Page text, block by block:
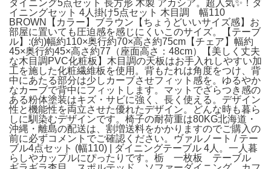
ダイニング5点セット 長方形 木製 アカシア。超人気✨！ダ
イニングセット 4人掛け5点セット 木目調 幅110
BROWN【カラー】ブラウン【ちょうどいいサイズ感】お
部屋に置いても圧迫感を感じにくいこのサイズ。【テーブ
ル】:(約)幅約110×奥行約70×高さ約75cm【チェア】幅約
45×奥行約45×高さ約77（座面高さ：48cm）【美しく丈夫
な木目調PVC化粧板】木目調の天板はお手入れしやすい加
工を施した化粧繊維板を使用。背もたれは角度をつけ、背
中にあたる部分は少しカーブさせフィット感を。ゆるやか
なカーブで背中にフィットします。マットでざらつき感の
ある粉体塗装はキズ・サビに強く、長く使える。デザイン
性と機能性を両立させた優れたデザイン。どんな時も暮ら
しに馴染むデザインです。椅子の耐荷重は80KG北海道・
沖縄・離島の配送は、割増送料をかかりますのでご購入の
前に必ずコメントでご確認ください。ヴァルノート / テー
ブル4点セット (幅110) | ダイニングテーブル 4人。一人暮
らしやカップルにぴったりです。栃 一枚板 テーブル